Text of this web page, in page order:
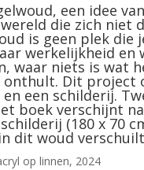
een idee
die zich niet
is geen plek
werkelijkheid en
waar niets is wat
onthult. Dit project
en een schilderij.
boek verschijnt
(180 x 70
dit woud
op linnen, 2024